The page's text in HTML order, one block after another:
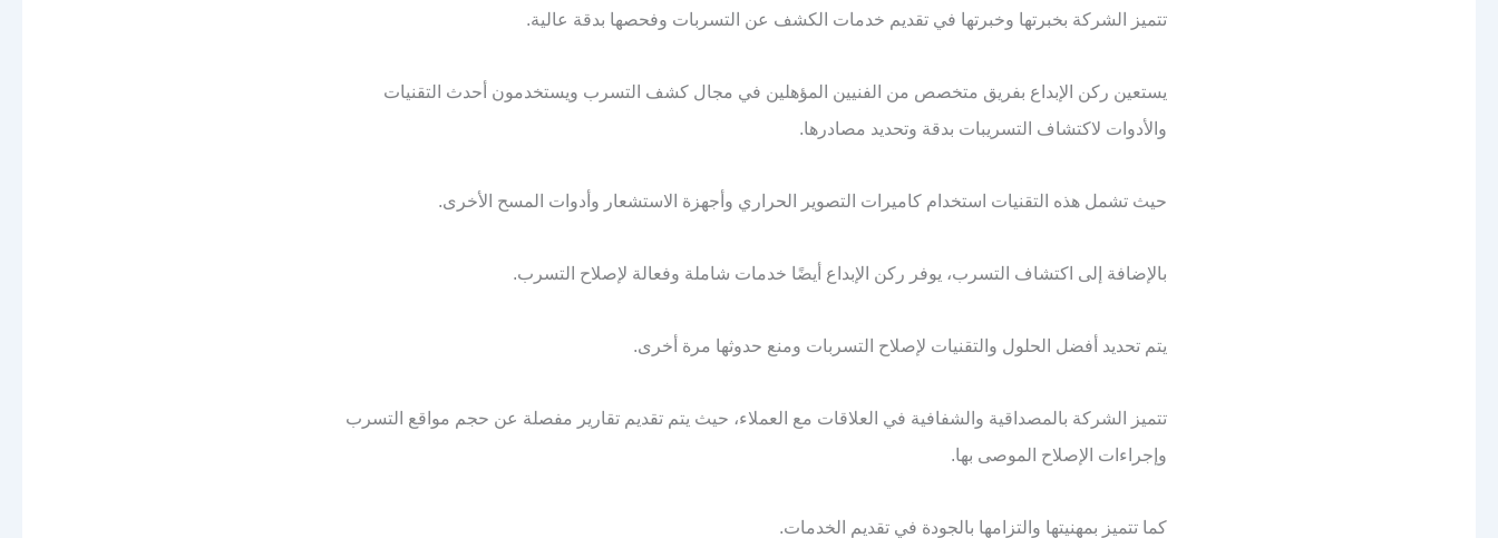
تتميز الشركة بخبرتها وخبرتها في تقديم خدمات الكشف عن التسربات وفحصها بدقة عالية.
يستعين ركن الإبداع بفريق متخصص من الفنيين المؤهلين في مجال كشف التسرب ويستخدمون أحدث التقنيات
والأدوات لاكتشاف التسريبات بدقة وتحديد مصادرها.
حيث تشمل هذه التقنيات استخدام كاميرات التصوير الحراري وأجهزة الاستشعار وأدوات المسح الأخرى.
بالإضافة إلى اكتشاف التسرب، يوفر ركن الإبداع أيضًا خدمات شاملة وفعالة لإصلاح التسرب.
يتم تحديد أفضل الحلول والتقنيات لإصلاح التسربات ومنع حدوثها مرة أخرى.
تتميز الشركة بالمصداقية والشفافية في العلاقات مع العملاء، حيث يتم تقديم تقارير مفصلة عن حجم مواقع التسرب
وإجراءات الإصلاح الموصى بها.
كما تتميز بمهنيتها والتزامها بالجودة في تقديم الخدمات.